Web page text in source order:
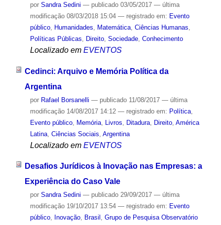
por Sandra Sedini — publicado03/05/2017 — última
modificação08/03/2018 15:04 — registrado em: Evento
público, Humanidades Matemática, Ciências Humanas
Políticas Públicas
Direito, Sociedade, Conhecimento
Localizado em EVENTOS
Cedinci: Arquivo e Memória Política da
Argentina
por Rafael Borsanelli — publicado11/08/2017 — última
modificação14/08/2017 14:12 — registrado em: Política,
Evento público, Memória, Livros Ditadura, Direito, América
Latina, Ciências Sociais Argentina
Localizado em EVENTOS
Desafios Jurídicos à Inovação nas Empresas: a
Experiência do Caso Vale
por Sandra Sedini — publicado29/09/2017 — última
modificação19/10/2017 13:54 — registrado em: Evento
público, Inovação, Brasil , Grupo de Pesquisa Observatório